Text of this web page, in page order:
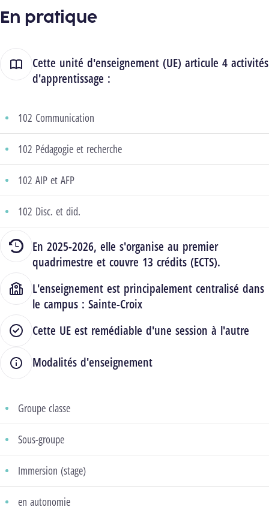
En pratique
Cette unité d'enseignement (UE) articule 4 activités
d'apprentissage :
102 Communication
102 Pédagogie et recherche
102 AIP et AFP
102 Disc. et did.
En 2025-2026, elle s'organise au premier
quadrimestre et couvre 13 crédits (ECTS).
L'enseignement est principalement centralisé dans
le campus : Sainte-Croix
Cette UE est remédiable d'une session à l'autre
Modalités d'enseignement
Groupe classe
Sous-groupe
Immersion (stage)
en autonomie